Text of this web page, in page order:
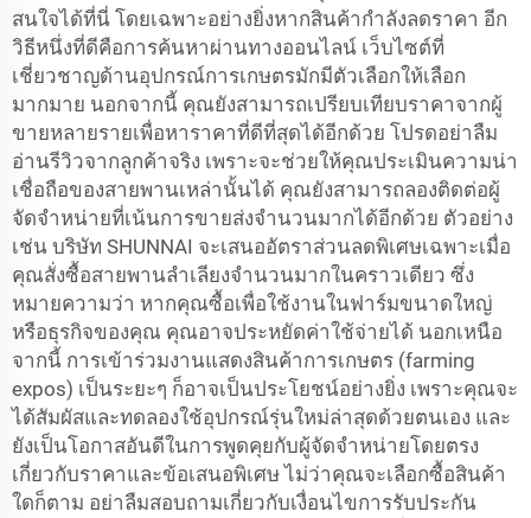
สนใจได้ที่นี่ โดยเฉพาะอย่างยิ่งหากสินค้ากำลังลดราคา อีก
วิธีหนึ่งที่ดีคือการค้นหาผ่านทางออนไลน์ เว็บไซต์ที่
เชี่ยวชาญด้านอุปกรณ์การเกษตรมักมีตัวเลือกให้เลือก
มากมาย นอกจากนี้ คุณยังสามารถเปรียบเทียบราคาจากผู้
ขายหลายรายเพื่อหาราคาที่ดีที่สุดได้อีกด้วย โปรดอย่าลืม
อ่านรีวิวจากลูกค้าจริง เพราะจะช่วยให้คุณประเมินความน่า
เชื่อถือของสายพานเหล่านั้นได้ คุณยังสามารถลองติดต่อผู้
จัดจำหน่ายที่เน้นการขายส่งจำนวนมากได้อีกด้วย ตัวอย่าง
เช่น บริษัท SHUNNAI จะเสนออัตราส่วนลดพิเศษเฉพาะเมื่อ
คุณสั่งซื้อสายพานลำเลียงจำนวนมากในคราวเดียว ซึ่ง
หมายความว่า หากคุณซื้อเพื่อใช้งานในฟาร์มขนาดใหญ่
หรือธุรกิจของคุณ คุณอาจประหยัดค่าใช้จ่ายได้ นอกเหนือ
จากนี้ การเข้าร่วมงานแสดงสินค้าการเกษตร (farming
expos) เป็นระยะๆ ก็อาจเป็นประโยชน์อย่างยิ่ง เพราะคุณจะ
ได้สัมผัสและทดลองใช้อุปกรณ์รุ่นใหม่ล่าสุดด้วยตนเอง และ
ยังเป็นโอกาสอันดีในการพูดคุยกับผู้จัดจำหน่ายโดยตรง
เกี่ยวกับราคาและข้อเสนอพิเศษ ไม่ว่าคุณจะเลือกซื้อสินค้า
ใดก็ตาม อย่าลืมสอบถามเกี่ยวกับเงื่อนไขการรับประกัน